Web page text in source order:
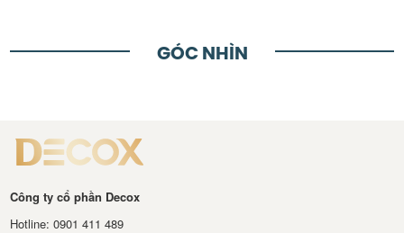
GÓC NHÌN
Công ty cổ phần Decox
Hotline: 0901 411 489